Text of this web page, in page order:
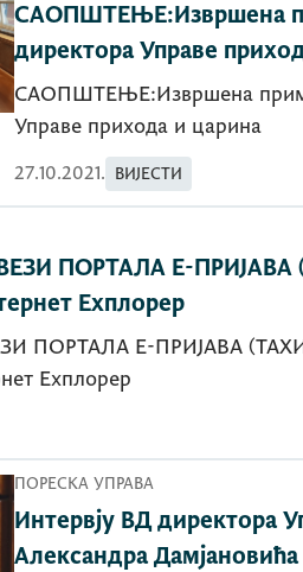
САОПШТЕЊЕ:Извршена
директора Управе
САОПШТЕЊЕ:Извршена
Управе прихода и царина
27.10.2021. ВИЈЕСТИ
ПОРТАЛА Е-ПРИЈАВА
Еxплорер
ПОРТАЛА Е-ПРИЈАВА
Еxплорер
ПОРЕСКА УПРАВА
Интервју ВД директора
Александра